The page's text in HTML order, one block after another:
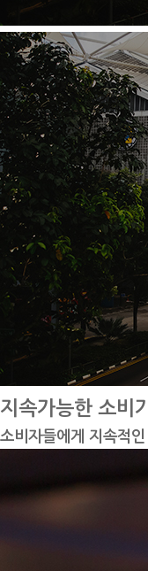
지속가능한 소비
소비자들에게 지속적